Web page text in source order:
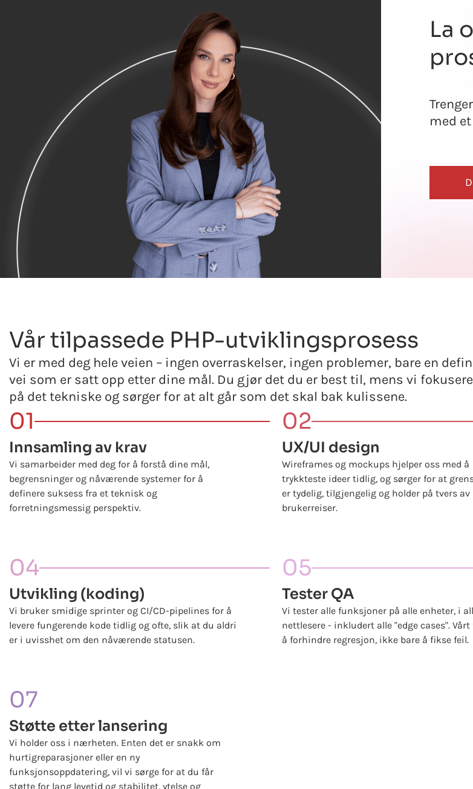
La
med
Vår tilpassede PHP-utviklingsprosess
Vi er med deg hele veien – ingen overraskelser, ingen problemer, bare en
vei som er satt opp etter dine mål. Du gjør det du er best til, mens vi
på det tekniske og sørger for at alt går som det skal bak kulissene.
01
Innsamling av krav
Vi samarbeider med deg for å forstå dine mål,
begrensninger og nåværende systemer for å
definere suksess fra et teknisk og
forretningsmessig perspektiv.
02
UX/UI design
Wireframes og mockups hjelper oss med å
trykkteste ideer tidlig, og sørger for at
er tydelig, tilgjengelig og holder på tvers av
brukerreiser.
04
Utvikling (koding)
Vi bruker smidige sprinter og CI/CD-pipelines for å
levere fungerende kode tidlig og ofte, slik at du aldri
er i uvisshet om den nåværende statusen.
05
Tester QA
Vi tester alle funksjoner på alle enheter, i
nettlesere - inkludert alle "edge cases".
å forhindre regresjon, ikke bare å fikse feil.
07
Støtte etter lansering
Vi holder oss i nærheten. Enten det er snakk om
hurtigreparasjoner eller en ny
funksjonsoppdatering, vil vi sørge for at du får
støtte for lang levetid og stabilitet, ytelse og